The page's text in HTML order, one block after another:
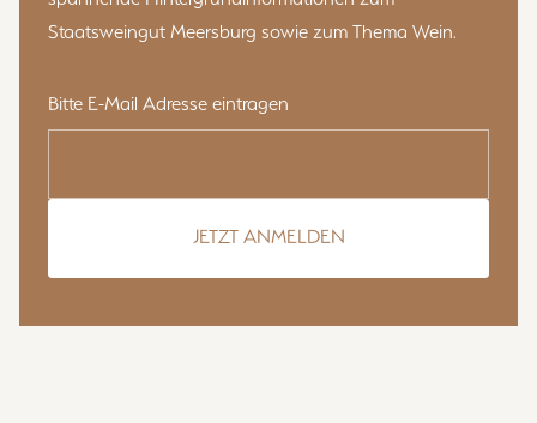
Staatsweingut Meersburg sowie zum Thema Wein.
Bitte E-Mail Adresse eintragen
JETZT ANMELDEN